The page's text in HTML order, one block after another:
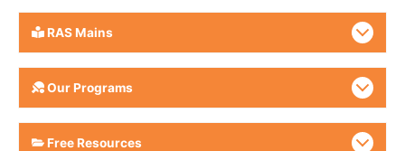
RAS Mains
Our Programs
Free Resources